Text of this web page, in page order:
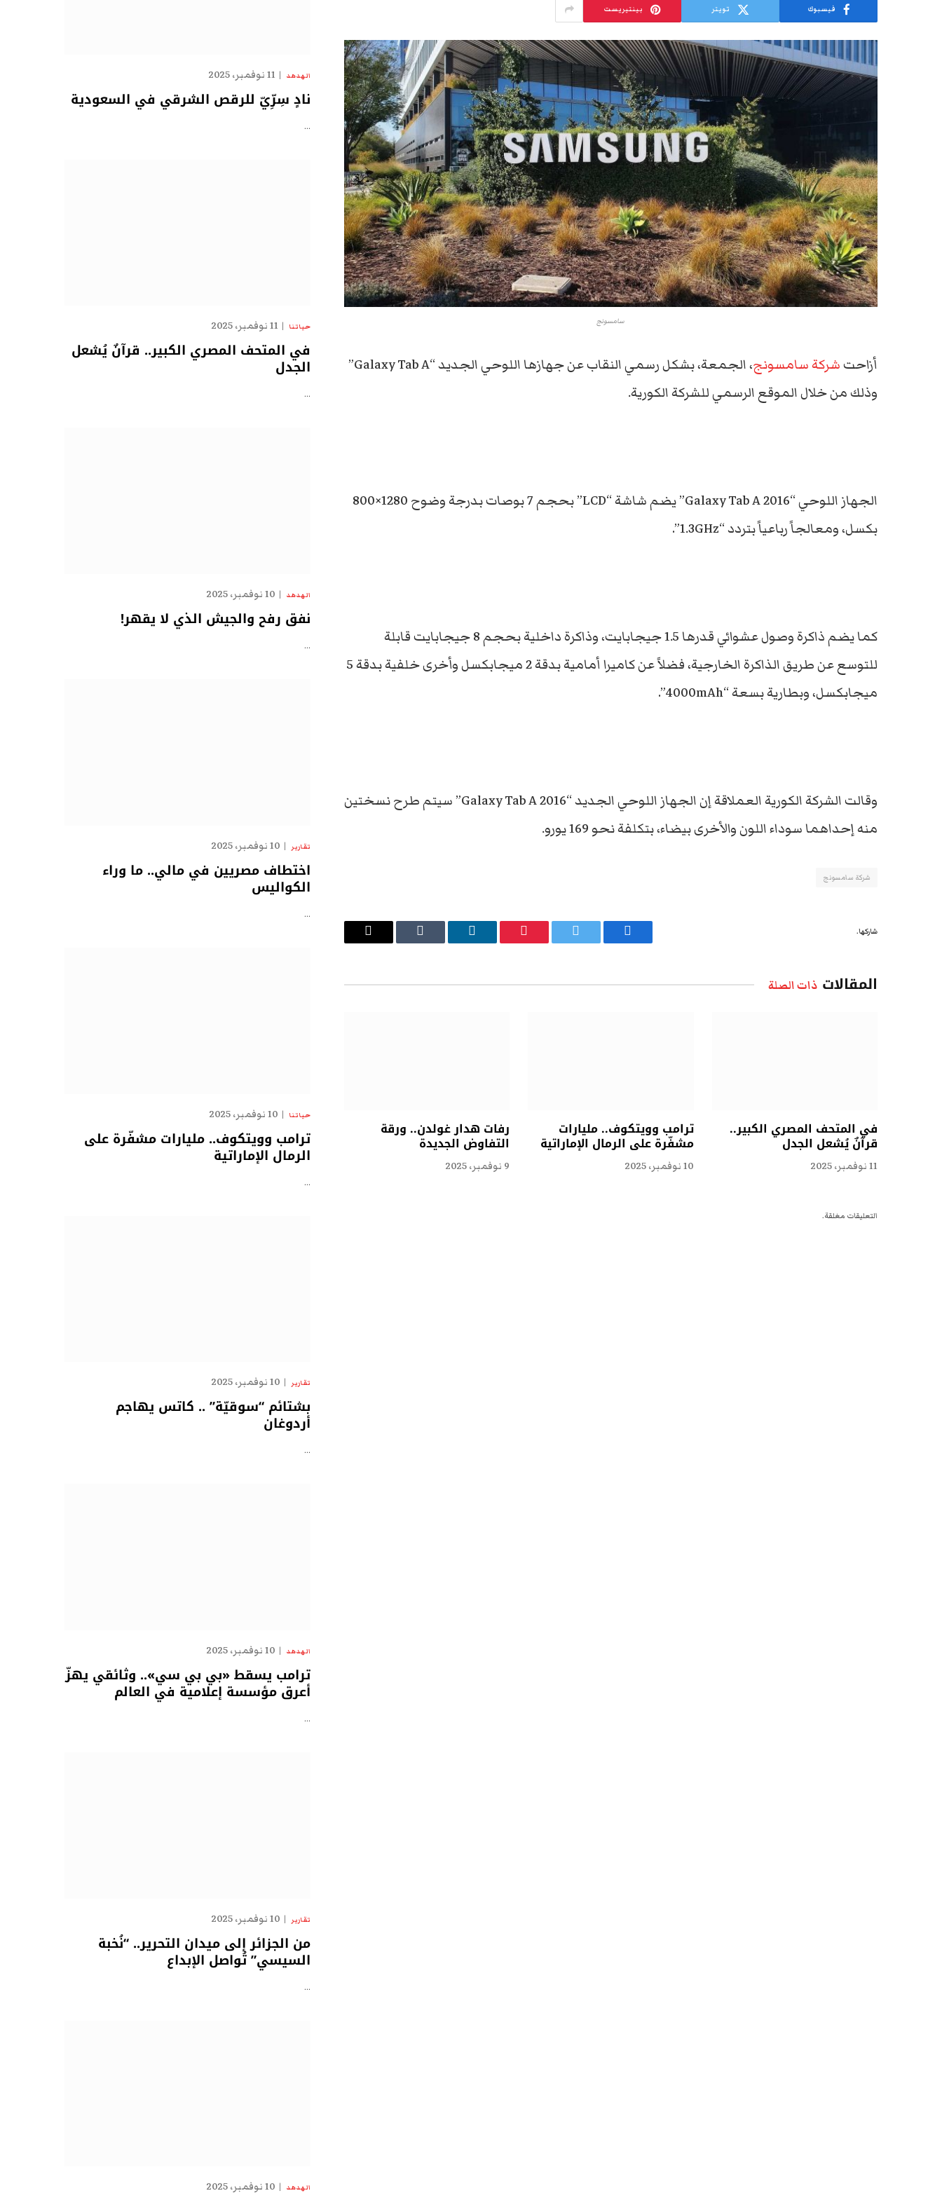
فيسبوك تويتر بينتيريست
سامسونج
أزاحتشركة سامسونج
، الجمعة، بشكل رسمي النقاب عن جهازها اللوحي الجديد “Galaxy Tab A”
وذلك من خلال الموقع الرسمي للشركة الكورية.
الجهاز اللوحي “Galaxy Tab A 2016” يضم شاشة “LCD” بحجم 7 بوصات بدرجة وضوح 1280×800
بكسل، ومعالجاً رباعياً بتردد “1.3GHz”.
كما يضم ذاكرة وصول عشوائي قدرها 1.5 جيجابايت، وذاكرة داخلية بحجم 8 جيجابايت قابلة
للتوسع عن طريق الذاكرة الخارجية، فضلاً عن كاميرا أمامية بدقة 2 ميجابكسل وأخرى خلفية بدقة 5
ميجابكسل، وبطارية بسعة “4000mAh”.
وقالت الشركة الكورية العملاقة إن الجهاز اللوحي الجديد “Galaxy Tab A 2016” سيتم طرح نسختين
منه إحداهما سوداء اللون والأخرى بيضاء، بتكلفة نحو 169 يورو.
شركة سامسونج
شاركها.
فيسبوك تويتر بينتيريست لينكدإن Tumblr
البريد
المقالات ذات الصلة
في المتحف المصري الكبير..
قرآنٌ يُشعل الجدل
11 نوفمبر، 2025
ترامب وويتكوف.. مليارات
مشفّرة على الرمال الإماراتية
10 نوفمبر، 2025
رفات هدار غولدن.. ورقة
التفاوض الجديدة
9 نوفمبر، 2025
التعليقات مغلقة.
الهدهد 11 نوفمبر، 2025
نادٍ سِرِّيّ للرقص الشرقي في السعودية
…
حياتنا 11 نوفمبر، 2025
في المتحف المصري الكبير.. قرآنٌ يُشعل
الجدل
…
الهدهد 10 نوفمبر، 2025
نفق رفح والجيش الذي لا يقهر!
…
تقارير 10 نوفمبر، 2025
اختطاف مصريين في مالي.. ما وراء
الكواليس
…
حياتنا 10 نوفمبر، 2025
ترامب وويتكوف.. مليارات مشفّرة على
الرمال الإماراتية
…
تقارير 10 نوفمبر، 2025
بشتائم “سوقيّة” .. كاتس يهاجم
أردوغان
…
الهدهد 10 نوفمبر، 2025
ترامب يسقط «بي بي سي».. وثائقي يهزّ
أعرق مؤسسة إعلامية في العالم
…
تقارير 10 نوفمبر، 2025
من الجزائر إلى ميدان التحرير.. “نُخبة
السيسي” تُواصل الإبداع
…
الهدهد 10 نوفمبر، 2025